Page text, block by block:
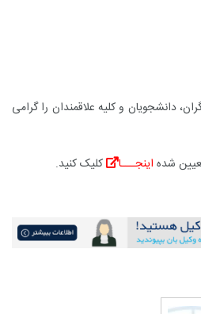
دانشجویان و کلیه علاقمندان را گرامی
شده اینجـــا کلیک کنید.